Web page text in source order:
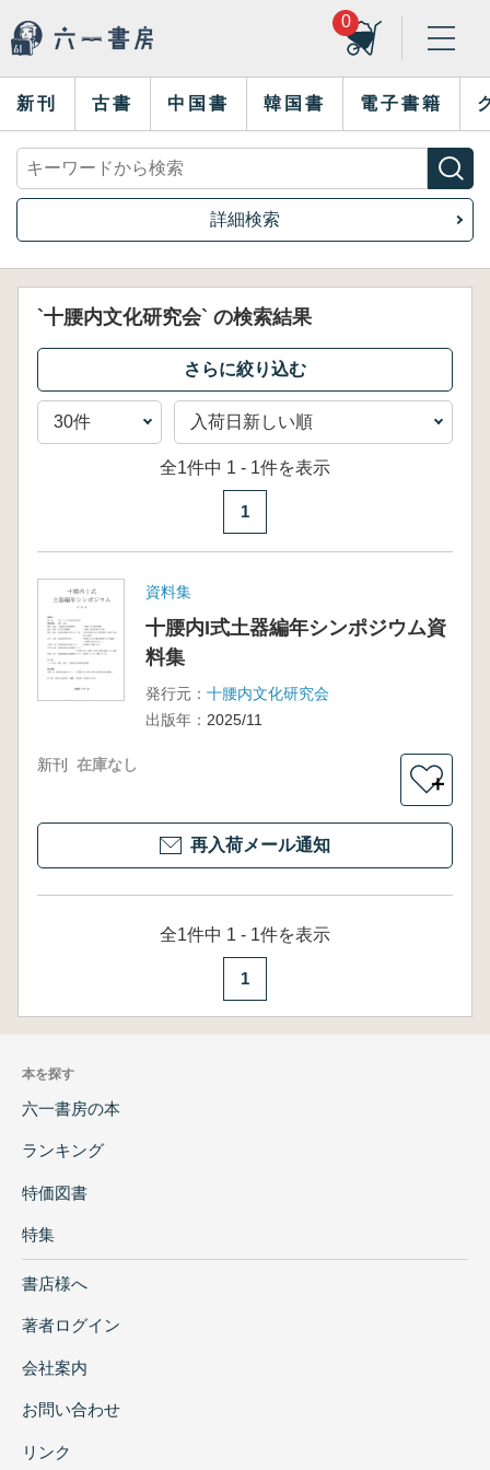
0
新刊 古書 中国書 韓国書 電子書籍
詳細検索
`十腰内文化研究会` の検索結果
全1件中 1 - 1件を表示
1
資料集
十腰内I式土器編年シンポジウム資
料集
発行元： 十腰内文化研究会
出版年： 2025/11
新刊 在庫なし
＋
再入荷メール通知
全1件中 1 - 1件を表示
1
本を探す
六一書房の本
ランキング
特価図書
特集
書店様へ
著者ログイン
会社案内
お問い合わせ
リンク